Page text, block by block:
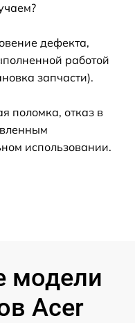
дефекта,
работой
запчасти).
поломка, отказ в
использовании.
модели
Acer